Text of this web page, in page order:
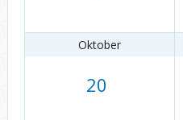
Oktober
20